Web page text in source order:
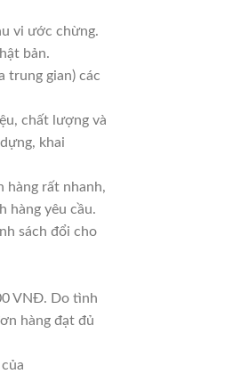
vi ước chừng.
bản.
trung gian) các
chất lượng và
khai
hàng rất nhanh,
hàng yêu cầu.
sách đổi cho
VNĐ. Do tình
hàng đạt đủ